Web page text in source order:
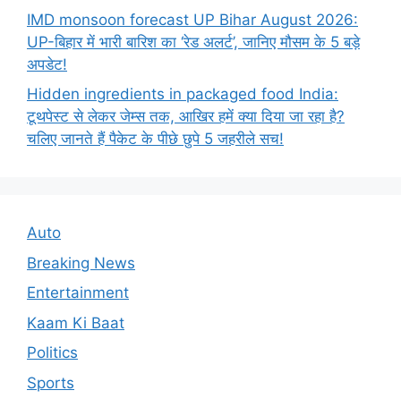
IMD monsoon forecast UP Bihar August 2026:
UP-बिहार में भारी बारिश का ‘रेड अलर्ट’, जानिए मौसम के 5 बड़े
अपडेट!
Hidden ingredients in packaged food India:
टूथपेस्ट से लेकर जेम्स तक, आखिर हमें क्या दिया जा रहा है?
चलिए जानते हैं पैकेट के पीछे छुपे 5 जहरीले सच!
Auto
Breaking News
Entertainment
Kaam Ki Baat
Politics
Sports